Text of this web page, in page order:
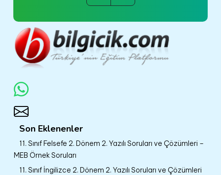
Son Eklenenler
11. Sınıf Felsefe 2. Dönem 2. Yazılı Soruları ve Çözümleri –
MEB Örnek Soruları
11. Sınıf İngilizce 2. Dönem 2. Yazılı Soruları ve Çözümleri